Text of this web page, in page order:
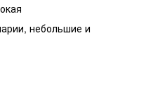
небольшие и